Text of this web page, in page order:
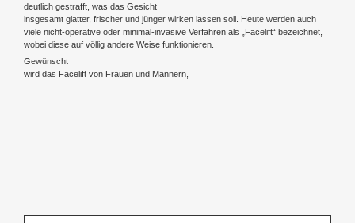
deutlich gestrafft, was das Gesicht
insgesamt glatter, frischer und jünger wirken lassen soll. Heute werden auch
viele nicht-operative oder minimal-invasive Verfahren als „Facelift“ bezeichnet,
wobei diese auf völlig andere Weise funktionieren.
Gewünscht
wird das Facelift von Frauen und Männern,